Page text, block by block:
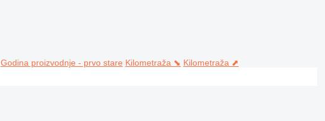
Godina proizvodnje - prvo stare Kilometraža ⬊ Kilometraža ⬈